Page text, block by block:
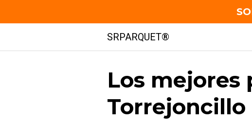
contenido
SRPARQUET®
Los mejores
Torrejoncillo